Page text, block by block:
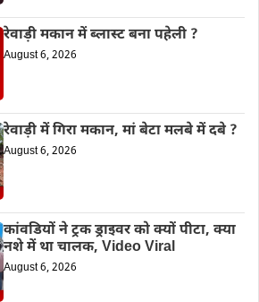
रेवाड़ी मकान में ब्लास्ट बना पहेली ?
August 6, 2026
रेवाड़ी में गिरा मकान, मां बेटा मलबे में दबे ?
August 6, 2026
कांवडियों ने ट्रक ड्राइवर को क्यों पीटा, क्या
नशे में था चालक, Video Viral
August 6, 2026